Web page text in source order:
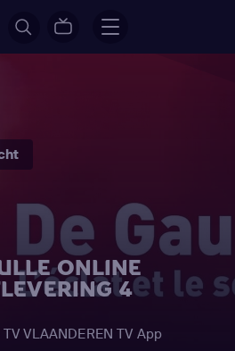
ONLINE
4
VLAANDEREN TV App